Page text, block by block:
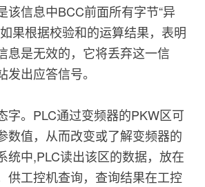
该信息中BCC前面所有字节“异
果根据校验和的运算结果，表明
息是无效的，它将丢弃这一信
出应答信号。
字。PLC通过变频器的PKW区可
数值，从而改变或了解变频器的
统中,PLC读出该区的数据，放在
供工控机查询，查询结果在工控